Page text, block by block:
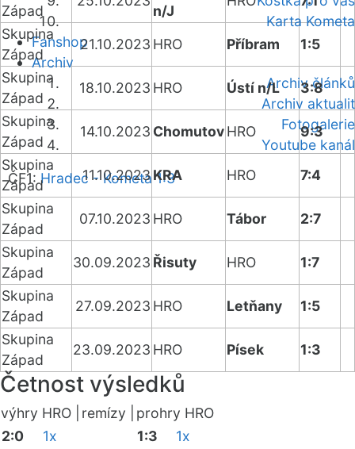
Karta Kometa
Fanshop
Archiv
Archiv článků
Archiv aktualit
Fotogalerie
Youtube kanál
ČF1: Hradec - Kometa 1:3
Západ n/J
Skupina
Západ
21.10.2023 HRO Příbram
1:5
Skupina
Západ
18.10.2023 HRO Ústí n/L
3:8
Skupina
Západ
14.10.2023 ChomutovHRO
9:3
Skupina
Západ
11.10.2023KRA HRO
7:4
Skupina
Západ
07.10.2023 HRO Tábor
2:7
Skupina
Západ
30.09.2023 Řisuty HRO
1:7
Skupina
Západ
27.09.2023 HRO Letňany
1:5
Skupina
Západ
23.09.2023 HRO Písek 1:3
Četnost výsledků
výhry HRO | remízy |
prohry HRO
2:0
1x
1:3
1x